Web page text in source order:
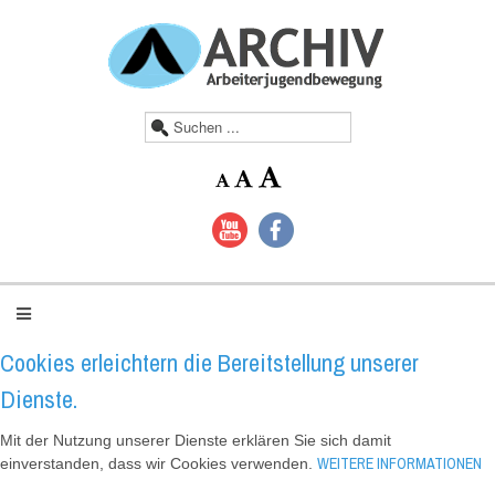
S
u
Cookies erleichtern die Bereitstellung unserer
Dienste.
Mit der Nutzung unserer Dienste erklären Sie sich damit
einverstanden, dass wir Cookies verwenden. WEITERE INFORMATIONEN